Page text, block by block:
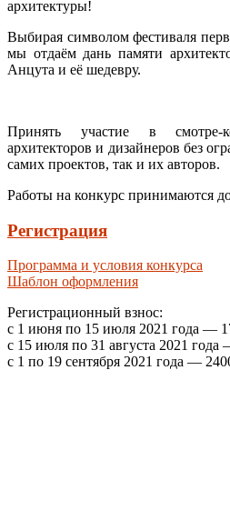
архитектуры!
Выбирая символом фестиваля
мы отдаём дань памяти
Анцута и её шедевру.
Принять участие в смотре-
архитекторов и дизайнеров без
самих проектов, так и их авторов.
Работы на конкурс принимаются
Регистрация
Программа и условия конкурса
Шаблон оформления
Регистрационный взнос:
с 1 июня по 15 июля 2021 года —
с 15 июля по 31 августа 2021 года
с 1 по 19 сентября 2021 года —